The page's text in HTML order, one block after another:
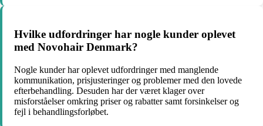
Hvilke udfordringer har nogle kunder oplevet
med Novohair Denmark?
Nogle kunder har oplevet udfordringer med manglende
kommunikation, prisjusteringer og problemer med den lovede
efterbehandling. Desuden har der været klager over
misforståelser omkring priser og rabatter samt forsinkelser og
fejl i behandlingsforløbet.